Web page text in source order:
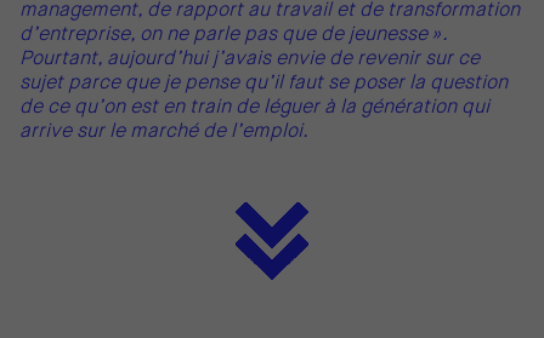
management, de rapport au travail et de transformation
d’entreprise, on ne parle pas que de jeunesse ».
Pourtant, aujourd’hui j’avais envie de revenir sur ce
sujet parce que je pense qu’il faut se poser la question
de ce qu’on est en train de léguer à la génération qui
arrive sur le marché de l’emploi.